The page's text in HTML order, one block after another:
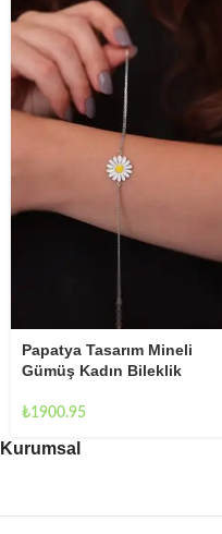
Papatya Tasarım Mineli
Gümüş Kadın Bileklik
₺1900.95
Kurumsal